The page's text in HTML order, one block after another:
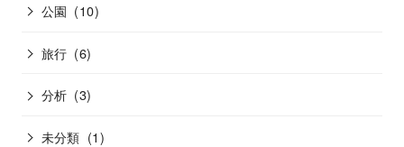
公園 (10)
旅行 (6)
分析 (3)
未分類 (1)